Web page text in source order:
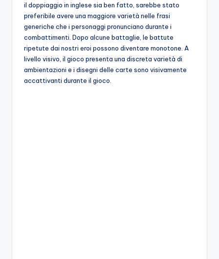
il doppiaggio in inglese sia ben fatto, sarebbe stato
preferibile avere una maggiore varietà nelle frasi
generiche che i personaggi pronunciano durante i
combattimenti. Dopo alcune battaglie, le battute
ripetute dai nostri eroi possono diventare monotone. A
livello visivo, il gioco presenta una discreta varietà di
ambientazioni e i disegni delle carte sono visivamente
accattivanti durante il gioco.